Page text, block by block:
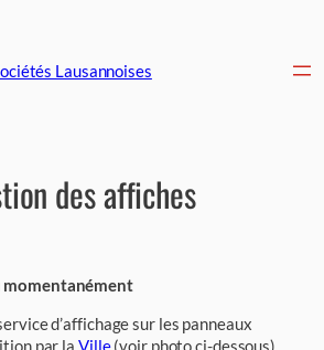
Lausannoises
des affiches
momentanément
d’affichage sur les panneaux
par la Ville(voir photo ci-dessous)